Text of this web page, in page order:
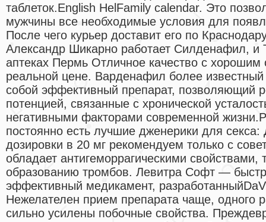
таблеток.English HelFamily calendar. Это
мужчины все необходимые условия для
После чего курьер доставит его по
Александр Шикарно работает Силденафил, и
аптеках Пермь Отличное качество с хорошим
реальной цене. Варденафил более известный
собой эффективный препарат, позволяющий
потенцией, связанные с хронической
негативными факторами современной
постоянно есть лучшие дженерики для
дозировки в 20 мг рекомендуем только с
обладает антигеморрагическими свойствами,
образованию тромбов. Левитра Софт —
эффективный медикамент,
Нежелателен прием препарата чаще, одного
сильно усилены побочные свойства.